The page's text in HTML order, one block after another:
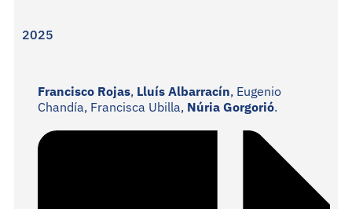
2025
Francisco Rojas, Lluís Albarracín, Eugenio
Chandía, Francisca Ubilla, Núria Gorgorió.